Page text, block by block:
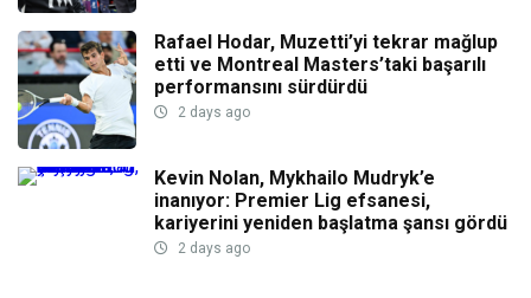
Rafael Hodar, Muzetti’yi tekrar mağlup
etti ve Montreal Masters’taki başarılı
performansını sürdürdü
2 days ago
Kevin Nolan, Mykhailo Mudryk’e
inanıyor: Premier Lig efsanesi,
kariyerini yeniden başlatma şansı gördü
2 days ago